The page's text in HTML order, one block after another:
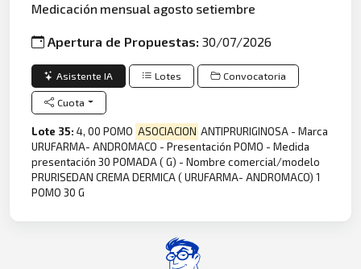
Medicación mensual agosto setiembre
Apertura de Propuestas:30/07/2026
Asistente IA Lotes Convocatoria
Cuota
Lote 35:4, 00 POMO ASOCIACION ANTIPRURIGINOSA - Marca
URUFARMA- ANDROMACO - Presentación POMO - Medida
presentación 30 POMADA ( G) - Nombre comercial/modelo
PRURISEDAN CREMA DERMICA ( URUFARMA- ANDROMACO) 1
POMO 30 G